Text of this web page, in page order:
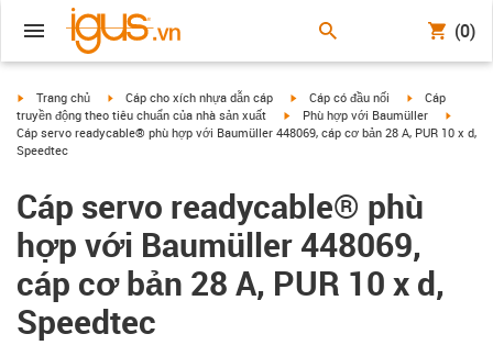
(0)
igus-icon-arrow-right
Trang chủ igus-icon-arrow-right
Cáp cho xích nhựa dẫn cáp igus-icon-arrow-right
Cáp có đầu nối igus-icon-
Cáp
truyền động theo tiêu chuẩn của nhà sản xuất
igus-icon-arrow-right
Phù hợp với Baumüller
Cáp servo readycable® phù hợp với Baumüller 448069, cáp cơ bản 28 A, PUR 10 x d,
Speedtec
Cáp servo readycable® phù
hợp với Baumüller 448069,
cáp cơ bản 28 A, PUR 10 x d,
Speedtec